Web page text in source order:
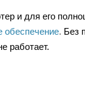
и для его
обеспечение. Без
работает.